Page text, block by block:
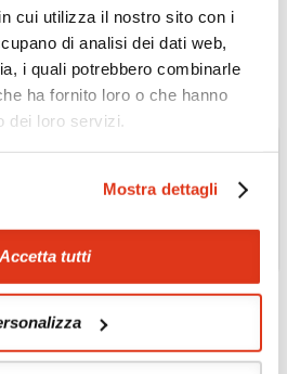
cui utilizza il nostro sito con i
di analisi dei dati web,
i quali potrebbero combinarle
ha fornito loro o che hanno
dei loro servizi.
Mostra dettagli
Accetta tutti
Norvegia